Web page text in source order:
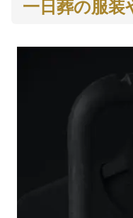
一日葬の服装